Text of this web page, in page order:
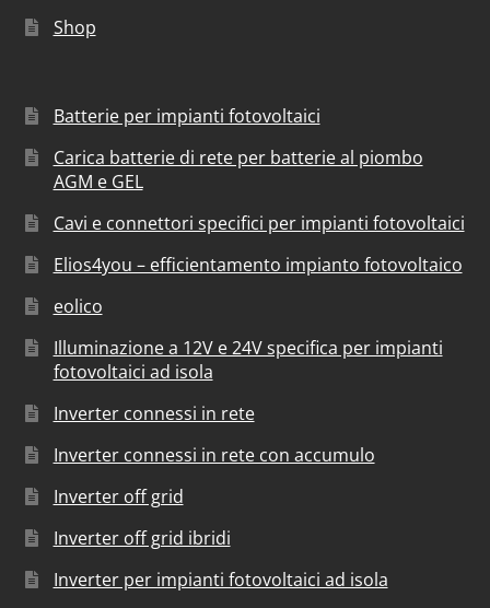
Shop
Batterie per impianti fotovoltaici
Carica batterie di rete per batterie al piombo
AGM e GEL
Cavi e connettori specifici per impianti fotovoltaici
Elios4you – efficientamento impianto fotovoltaico
eolico
Illuminazione a 12V e 24V specifica per impianti
fotovoltaici ad isola
Inverter connessi in rete
Inverter connessi in rete con accumulo
Inverter off grid
Inverter off grid ibridi
Inverter per impianti fotovoltaici ad isola